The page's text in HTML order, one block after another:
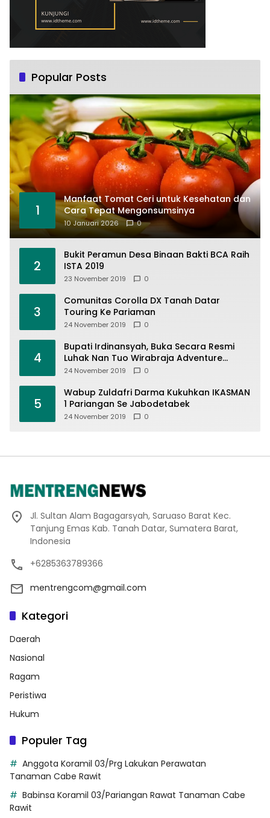
Popular Posts
1
Manfaat Tomat Ceri untuk Kesehatan dan
Cara Tepat Mengonsumsinya
10 Januari 2026 0
2
Bukit Peramun Desa Binaan Bakti BCA Raih
ISTA 2019
23 November 2019 0
3
Comunitas Corolla DX Tanah Datar
Touring Ke Pariaman
24 November 2019 0
4
Bupati Irdinansyah, Buka Secara Resmi
Luhak Nan Tuo Wirabraja Adventure
Offroad 2019
24 November 2019 0
5
Wabup Zuldafri Darma Kukuhkan IKASMAN
1 Pariangan Se Jabodetabek
24 November 2019 0
Jl. Sultan Alam Bagagarsyah, Saruaso Barat Kec.
Tanjung Emas Kab. Tanah Datar, Sumatera Barat,
Indonesia
+6285363789366
mentrengcom@gmail.com
Kategori
Daerah
Nasional
Ragam
Peristiwa
Hukum
Populer Tag
Anggota Koramil 03/Prg Lakukan Perawatan
Tanaman Cabe Rawit
Babinsa Koramil 03/Pariangan Rawat Tanaman Cabe
Rawit